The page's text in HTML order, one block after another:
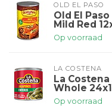
OLD EL PASO
Old El
Mild Red
Op voorraad
LA COSTENA
La
Whole
Op voorraad